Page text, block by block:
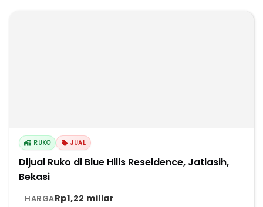
RUKO JUAL
Dijual Ruko di Blue Hills Reseldence, Jatiasih,
Bekasi
HARGARp1,22 miliar